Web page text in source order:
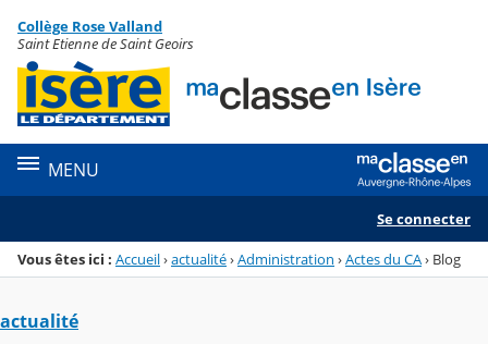
Menu de la rubrique
Contenu
Collège Rose Valland
Saint Etienne de Saint Geoirs
MENU
Se connecter
Vous êtes ici : Accueil›actualité›Administration ›Actes du CA› Blog
actualité